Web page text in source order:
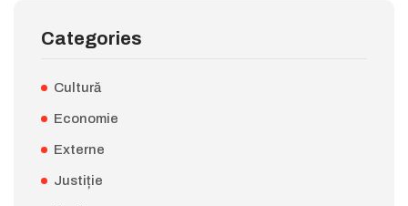
Categories
Cultură
Economie
Externe
Justiție